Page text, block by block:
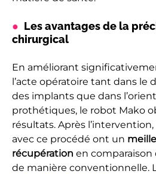
Les avantages de la
chirurgical
En améliorant
l’acte opératoire tant dans le
des implants que dans
prothétiques, le robot Mako
résultats. Après
avec ce procédé ont un
récupération en
de manière conventionnelle.